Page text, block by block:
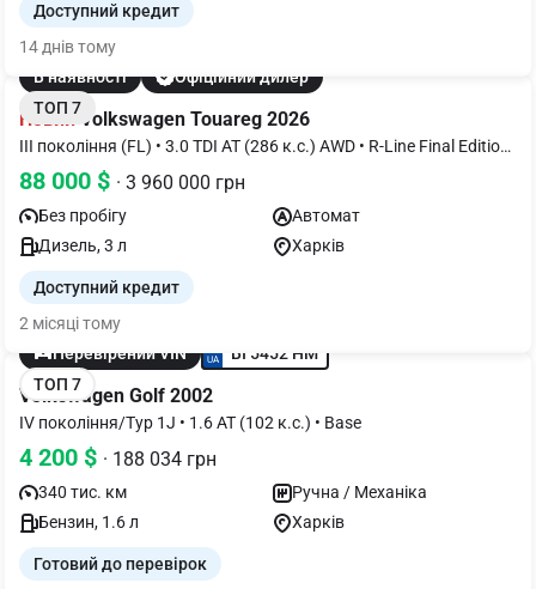
Доступний кредит
14 днів тому
В наявності
Офіційний дилер
ТОП 7
НовийVolkswagen Touareg 2026
III покоління (FL) • 3.0 TDI AT (286 к.с.) AWD • R-Line Final Edition
88 000 $ · 3 960 000 грн
Без пробігу
Автомат
Дизель, 3 л
Харків
Доступний кредит
2 місяці тому
Перевірений VIN
BI 5452 HM
ТОП 7
Volkswagen Golf 2002
IV покоління/Typ 1J • 1.6 АТ (102 к.с.) • Base
4 200 $ · 188 034 грн
340 тис. км
Ручна / Механіка
Бензин, 1.6 л
Харків
Готовий до перевірок